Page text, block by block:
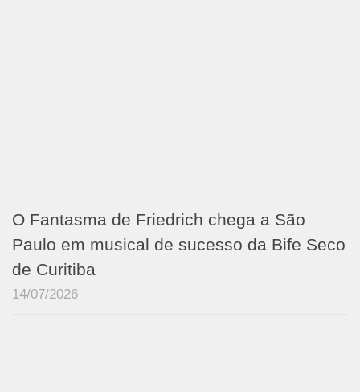
O Fantasma de Friedrich chega a São
Paulo em musical de sucesso da Bife Seco
de Curitiba
14/07/2026